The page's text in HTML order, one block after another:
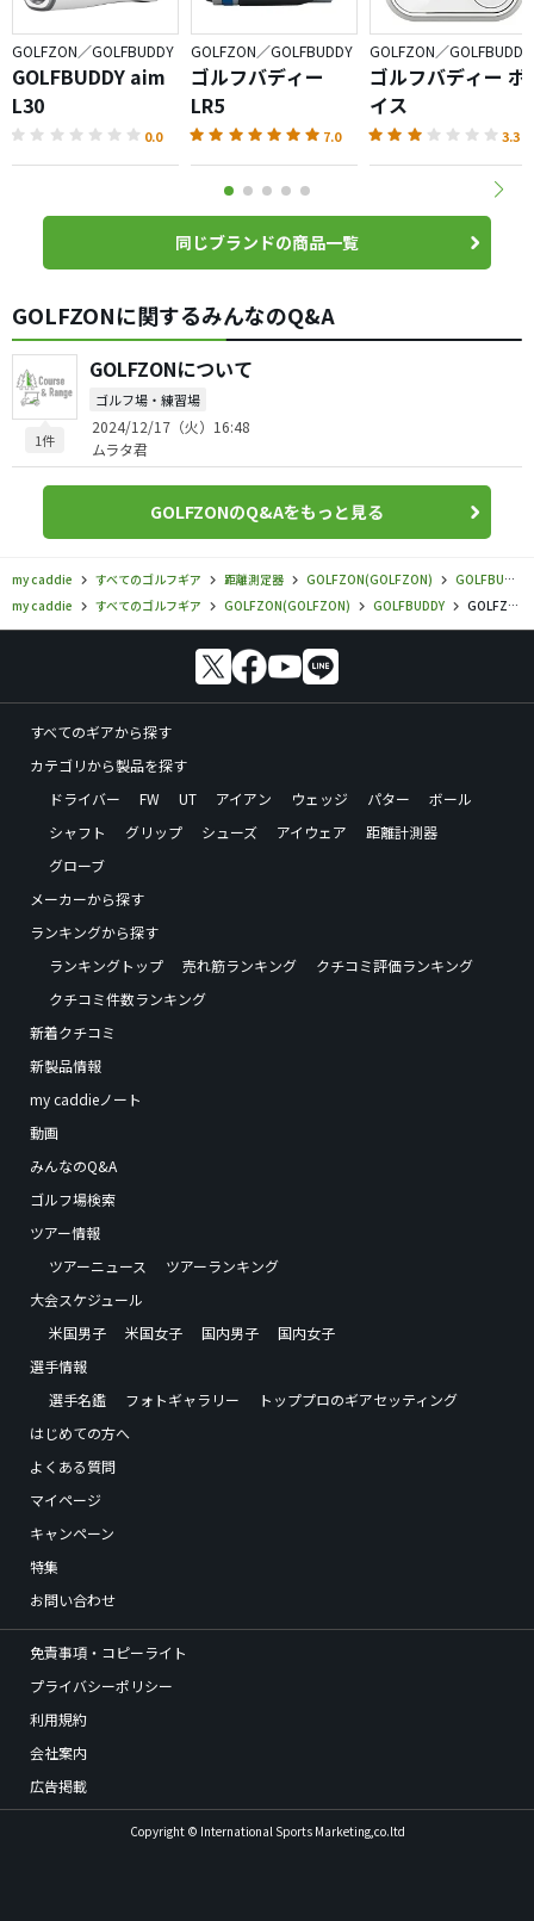
GOLFZON／GOLFBUDDY
GOLFBUDDY aim
L30
0.0
GOLFZON／GOLFBUDDY
ゴルフバディー
LR5
7.0
GOLFZON／GOLFBUDDY
ゴルフバディー ボ
イス
3.3
同じブランドの商品一覧
GOLFZONに関するみんなのQ&A
1件
GOLFZONについて
ゴルフ場・練習場
2024/12/17（火）16:48
ムラタ君
GOLFZONのQ&Aをもっと見る
my caddie すべてのゴルフギア 距離測定器 GOLFZON(GOLFZON)
GOLFBUDDY
my caddie
すべてのゴルフギア GOLFZON(GOLFZON) GOLFBUDDY GOLFZON／GOLFBUDDY／GOLFBUDDY aim W12の口コミ評価
すべてのギアから探す
カテゴリから製品を探す
ドライバー
FW UT アイアン ウェッジ パター
ボール
シャフト
グリップ シューズ アイウェア
距離計測器
グローブ
メーカーから探す
ランキングから探す
ランキングトップ
売れ筋ランキング
クチコミ評価ランキング
クチコミ件数ランキング
新着クチコミ
新製品情報
my caddieノート
動画
みんなのQ&A
ゴルフ場検索
ツアー情報
ツアーニュース
ツアーランキング
大会スケジュール
米国男子
米国女子 国内男子
国内女子
選手情報
選手名鑑
フォトギャラリー
トッププロのギアセッティング
はじめての方へ
よくある質問
マイページ
キャンペーン
特集
お問い合わせ
免責事項・コピーライト
プライバシーポリシー
利用規約
会社案内
広告掲載
Copyright © International Sports Marketing,co.ltd